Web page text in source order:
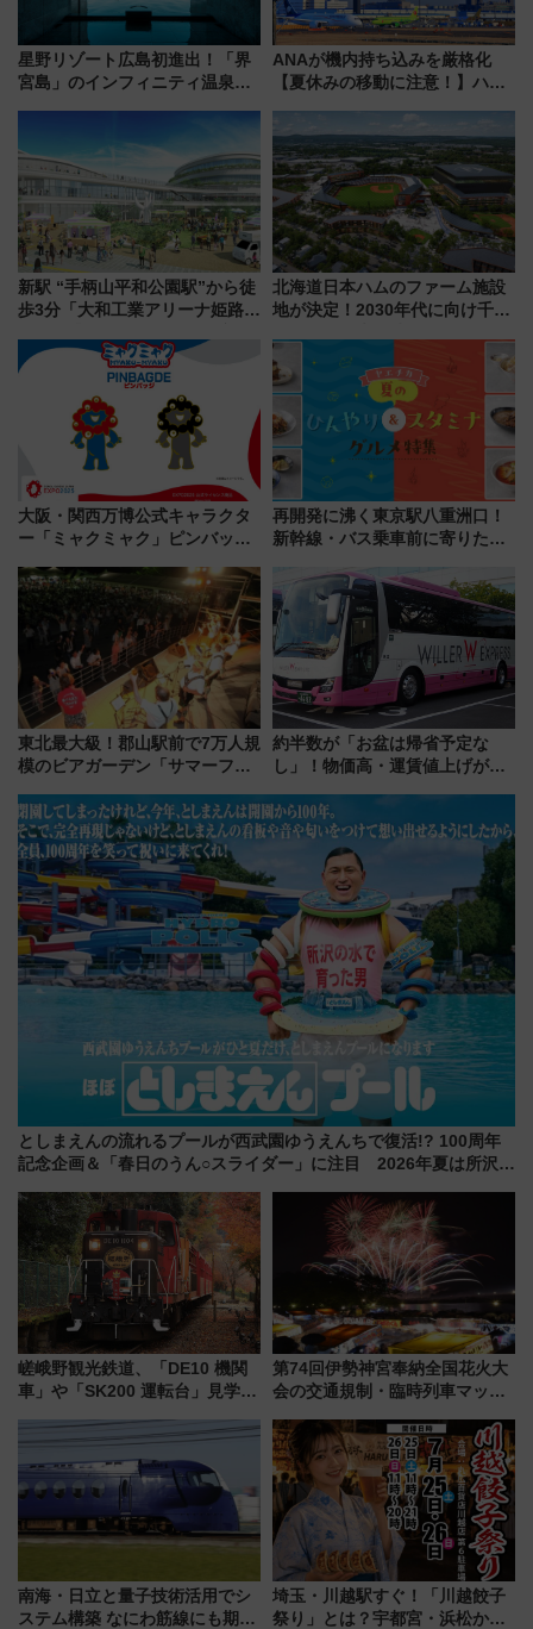
星野リゾート広島初進出！「界
宮島」のインフィニティ温泉と
宿泊料金・アクセスは？（2026
年7月23日開業）
ANAが機内持ち込みを厳格化
【夏休みの移動に注意！】ハン
(40×30×20cm)おさらい
新駅 “手柄山平和公園駅”から徒
歩3分「大和工業アリーナ姫路」
大相撲巡業など 豪華イベントと
アクセス
北海道日本ハムのファーム施設
地が決定！2030年代に向け千歳
大阪・関西万博公式キャラクタ
ー「ミャクミャク」ピンバッジ
中旬発売
再開発に沸く東京駅八重洲口！
新幹線・バス乗車前に寄りたい
やり＆スタミナグルメ」6選【新
店舗も！】
東北最大級！郡山駅前で7万人規
模のビアガーデン「サマーフェ
7/24-26開催！ 有料席はJRE
MALLで予約可能
約半数が「お盆は帰省予定な
し」！物価高・運賃値上げが財
りたいけど……【WILLER お盆
帰省動向調査】
としまえんの流れるプールが西武園ゆうえんちで復活!? 100周年
記念企画＆「春日のうん○スライダー」に注目 2026年夏は所沢へ
嵯峨野観光鉄道、「DE10 機関
車」や「SK200 運転台」見学ツ
トの一環で激レア体験できちゃ
うかも 参加方法やスケジュール
をご紹介
第74回伊勢神宮奉納全国花火大
会の交通規制・臨時列車マッ
セス
南海・日立と量子技術活用でシ
ステム構築 なにわ筋線にも期待
埼玉・川越駅すぐ！「川越餃子
祭り」とは？宇都宮・浜松から